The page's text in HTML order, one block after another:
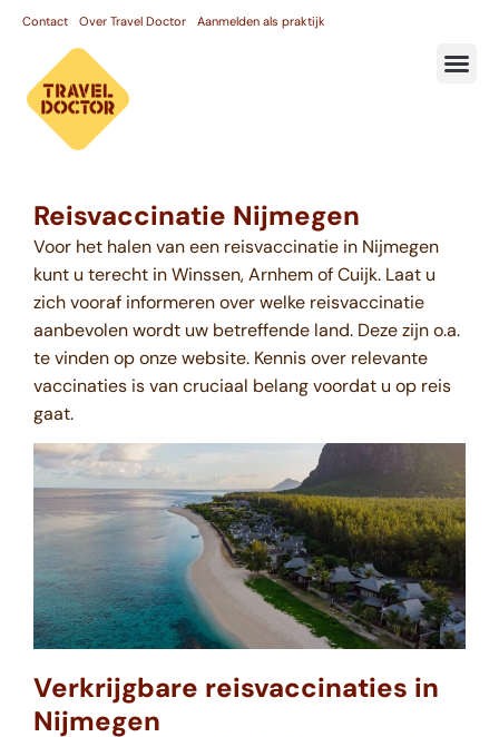
Contact Over Travel Doctor Aanmelden als praktijk
Reisvaccinatie Nijmegen
Voor het halen van een reisvaccinatie in Nijmegen
kunt u terecht in Winssen, Arnhem of Cuijk. Laat u
zich vooraf informeren over welke reisvaccinatie
aanbevolen wordt uw betreffende land. Deze zijn o.a.
te vinden op onze website. Kennis over relevante
vaccinaties is van cruciaal belang voordat u op reis
gaat.
Verkrijgbare reisvaccinaties in
Nijmegen